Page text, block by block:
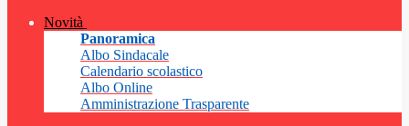
Novità
Panoramica
Albo Sindacale
Calendario scolastico
Albo Online
Amministrazione Trasparente